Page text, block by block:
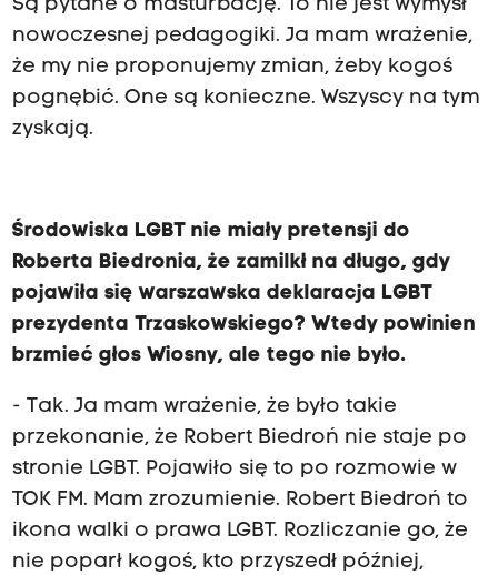
Są pytane o masturbację. To nie jest wymysł
nowoczesnej pedagogiki. Ja mam wrażenie,
że my nie proponujemy zmian, żeby kogoś
pognębić. One są konieczne. Wszyscy na tym
zyskają.
Środowiska LGBT nie miały pretensji do
Roberta Biedronia, że zamilkł na długo, gdy
pojawiła się warszawska deklaracja LGBT
prezydenta Trzaskowskiego? Wtedy powinien
brzmieć głos Wiosny, ale tego nie było.
- Tak. Ja mam wrażenie, że było takie
przekonanie, że Robert Biedroń nie staje po
stronie LGBT. Pojawiło się to po rozmowie w
TOK FM. Mam zrozumienie. Robert Biedroń to
ikona walki o prawa LGBT. Rozliczanie go, że
nie poparł kogoś, kto przyszedł później,